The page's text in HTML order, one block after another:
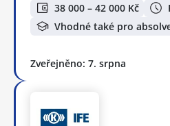
38 000 – 42 000 Kč
Vhodné také pro
Zveřejněno: 7. srpna